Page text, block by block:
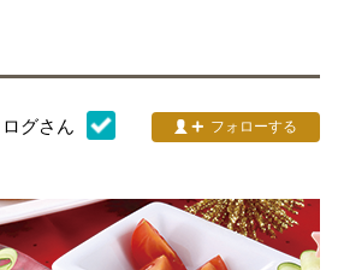
グさん フォローする